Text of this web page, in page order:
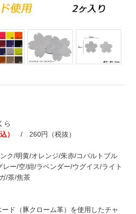
ら
）
/ 260円（税抜）
ク/明黄/オレンジ/朱赤/コバルトブル
ー/空/紺/ラベンダー/ウグイス/ライト
/茶/焦茶
ド（豚クローム革）を使用したチャ